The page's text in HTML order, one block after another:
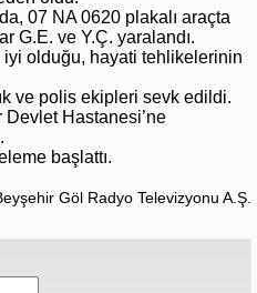
07 NA 0620 plakalı araçta
G.E. ve Y.Ç. yaralandı.
iyi olduğu, hayati tehlikelerinin
ve polis ekipleri sevk edildi.
Hastanesi’ne
başlattı.
Göl Radyo Televizyonu A.Ş.